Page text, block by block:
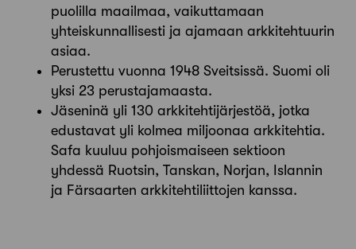
puolilla maailmaa, vaikuttamaan
yhteiskunnallisesti ja ajamaan arkkitehtuurin
asiaa.
Perustettu vuonna 1948 Sveitsissä. Suomi oli
yksi 23 perustajamaasta.
Jäseninä yli 130 arkkitehtijärjestöä, jotka
edustavat yli kolmea miljoonaa arkkitehtia.
Safa kuuluu pohjoismaiseen sektioon
yhdessä Ruotsin, Tanskan, Norjan, Islannin
ja Färsaarten arkkitehtiliittojen kanssa.